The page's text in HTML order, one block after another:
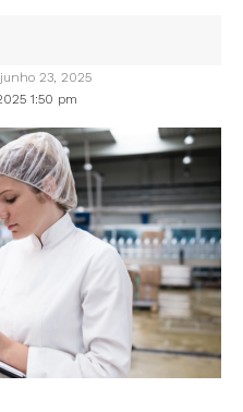
1:50 pm
23, 2025